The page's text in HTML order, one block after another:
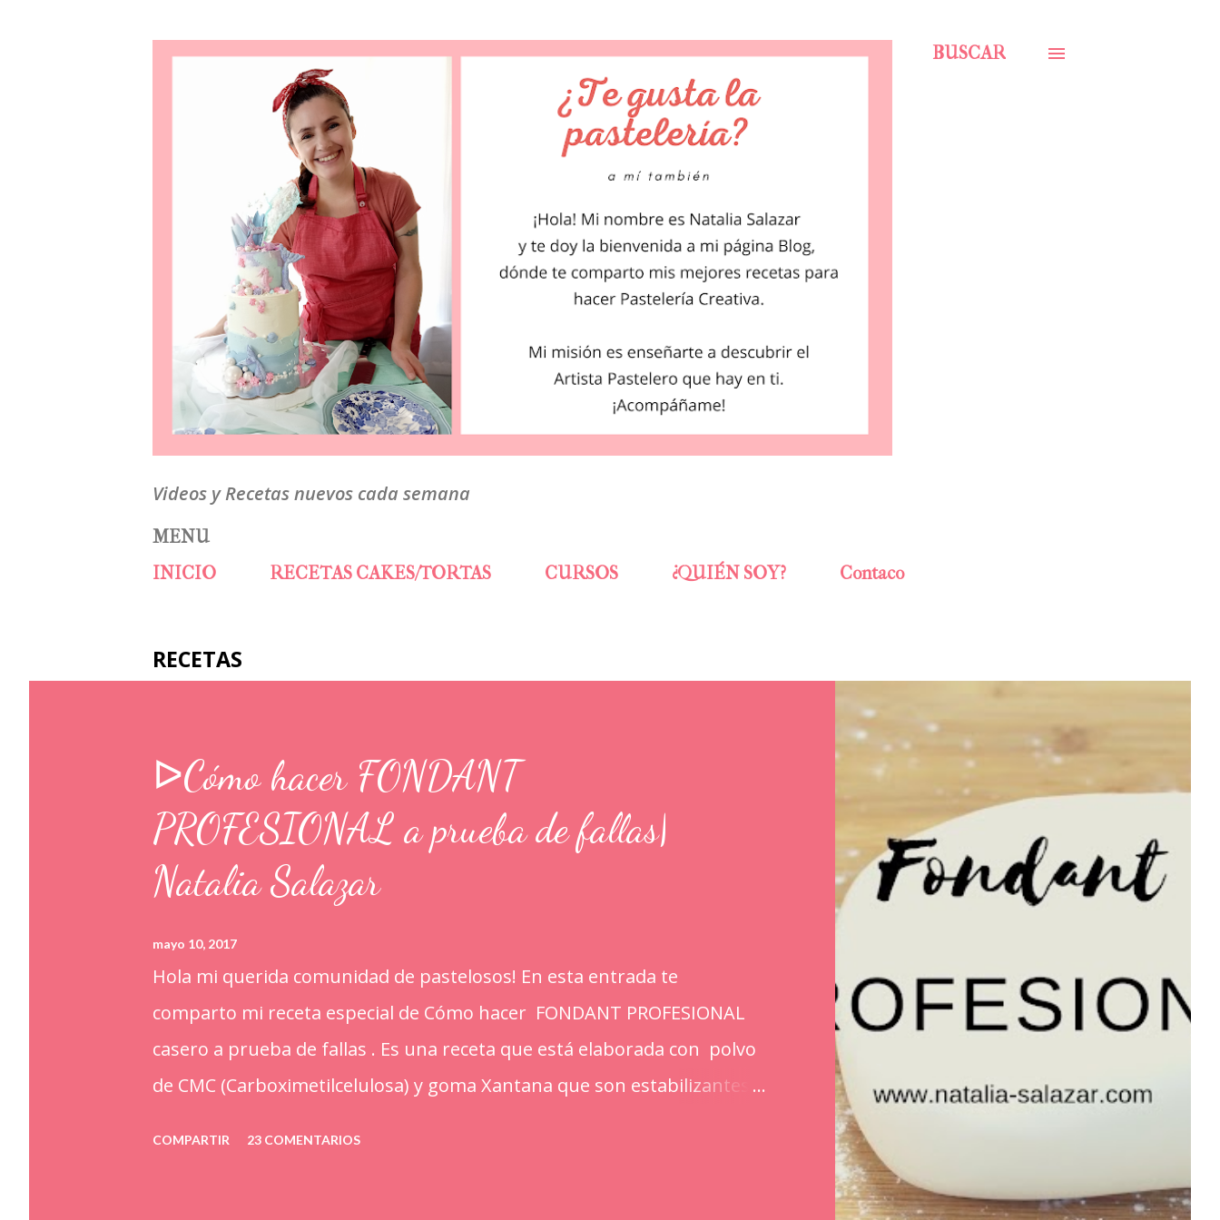
Videos y Recetas nuevos cada semana
BUSCAR
MENU
INICIO
RECETAS CAKES/TORTAS CURSOS ¿QUIÉN SOY? Contaco
RECETAS
ᐅCómo hacer FONDANT
PROFESIONAL a prueba de fallas|
Natalia Salazar
mayo 10, 2017
Hola mi querida comunidad de pastelosos! En esta entrada te
comparto mi receta especial de Cómo hacer FONDANT PROFESIONAL
casero a prueba de fallas . Es una receta que está elaborada con polvo
de CMC (Carboximetilcelulosa) y goma Xantana que son estabilizantes
COMPARTIR 23 COMENTARIOS